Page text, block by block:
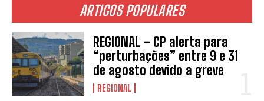
ARTIGOS POPULARES
REGIONAL – CP alerta para
“perturbações” entre 9 e 31
de agosto devido a greve
REGIONAL